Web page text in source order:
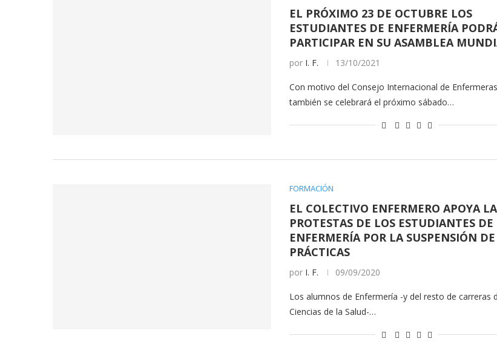
EL PRÓXIMO 23 DE OCTUBRE LOS
ESTUDIANTES DE ENFERMERÍA
PARTICIPAR EN SU ASAMBLEA
por I. F. 13/10/2021
Con motivo del Consejo Internacional de
también se celebrará el próximo sábado…
FORMACIÓN
EL COLECTIVO ENFERMERO APOYA
PROTESTAS DE LOS ESTUDIANTES DE
ENFERMERÍA POR LA SUSPENSIÓN DE
PRÁCTICAS
por I. F. 09/09/2020
Los alumnos de Enfermería -y del resto de carreras
Ciencias de la Salud-…